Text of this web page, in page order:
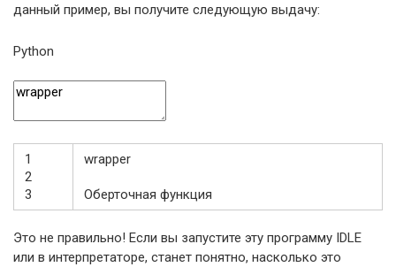
данный пример, вы получите следующую выдачу:
Python
1
2
3
wrapper
Оберточная функция
Это не правильно! Если вы запустите эту программу IDLE
или в интерпретаторе, станет понятно, насколько это